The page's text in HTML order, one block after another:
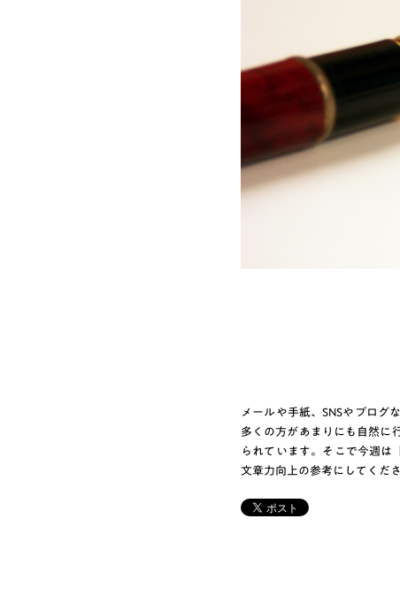
メールや手紙、SNSやブログ
多くの方があまりにも自然に
られています。そこで今週は
文章力向上の参考にしてくださ